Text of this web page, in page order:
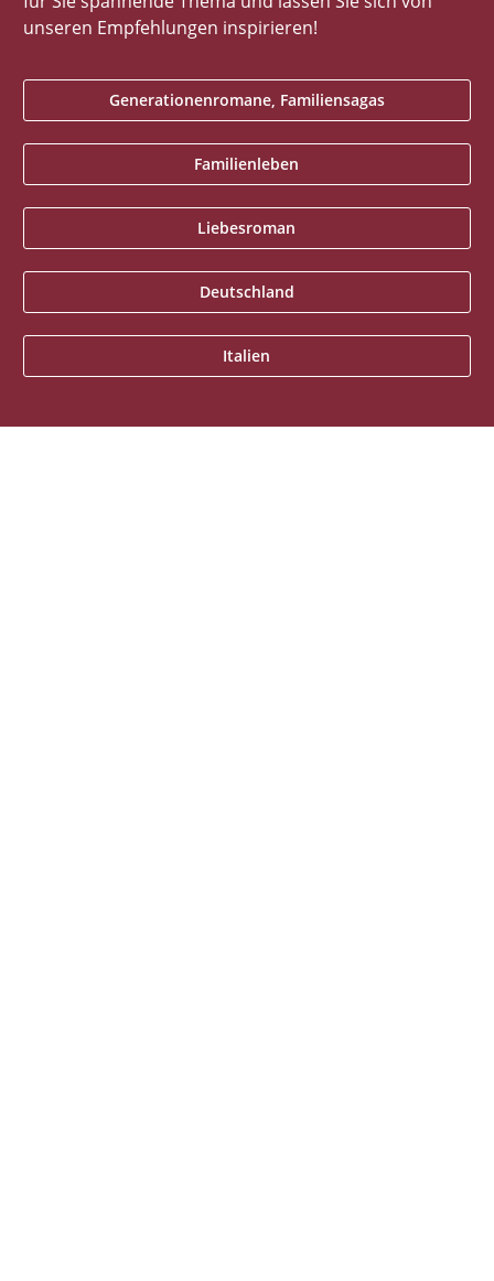
unseren Empfehlungen inspirieren!
Generationenromane, Familiensagas
Familienleben
Liebesroman
Deutschland
Italien